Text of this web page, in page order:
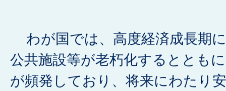
わが国では、高度経済成長期
公共施設等が老朽化するととも
が頻発しており、将来にわたり